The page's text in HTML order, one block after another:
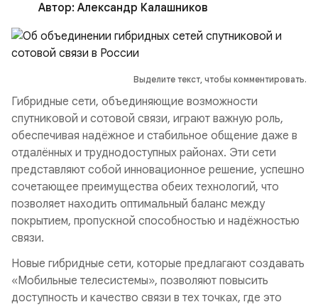
Автор: Александр Калашников
Выделите текст, чтобы комментировать.
Гибридные сети, объединяющие возможности
спутниковой и сотовой связи, играют важную роль,
обеспечивая надёжное и стабильное общение даже в
отдалённых и труднодоступных районах. Эти сети
представляют собой инновационное решение, успешно
сочетающее преимущества обеих технологий, что
позволяет находить оптимальный баланс между
покрытием, пропускной способностью и надёжностью
связи.
Новые гибридные сети, которые предлагают создавать
«Мобильные телесистемы», позволяют повысить
доступность и качество связи в тех точках, где это